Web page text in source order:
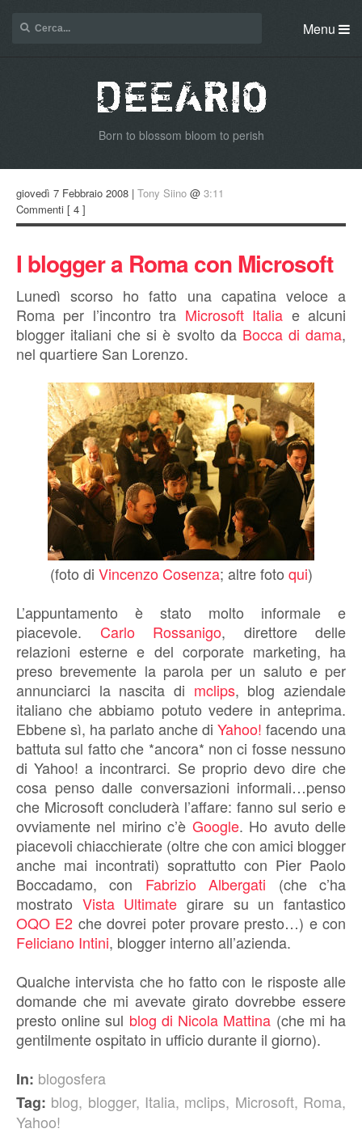
Menu
Born to blossom bloom to perish
giovedì 7 Febbraio 2008 | Tony Siino @ 3:11
Commenti [ 4 ]
I blogger a Roma con Microsoft
Lunedì scorso ho fatto una capatina veloce a
Roma per l’incontro tra Microsoft Italia e alcuni
blogger italiani che si è svolto da Bocca di dama,
nel quartiere San Lorenzo.
(foto di Vincenzo Cosenza; altre foto qui)
L’appuntamento è stato molto informale e
piacevole. Carlo Rossanigo, direttore delle
relazioni esterne e del corporate marketing, ha
preso brevemente la parola per un saluto e per
annunciarci la nascita di mclips, blog aziendale
italiano che abbiamo potuto vedere in anteprima.
Ebbene sì, ha parlato anche di Yahoo! facendo una
battuta sul fatto che *ancora* non ci fosse nessuno
di Yahoo! a incontrarci. Se proprio devo dire che
cosa penso dalle conversazioni informali…penso
che Microsoft concluderà l’affare: fanno sul serio e
ovviamente nel mirino c’è Google. Ho avuto delle
piacevoli chiacchierate (oltre che con amici blogger
anche mai incontrati) soprattutto con Pier Paolo
Boccadamo, con Fabrizio Albergati (che c’ha
mostrato Vista Ultimate girare su un fantastico
OQO E2 che dovrei poter provare presto…) e con
Feliciano Intini, blogger interno all’azienda.
Qualche intervista che ho fatto con le risposte alle
domande che mi avevate girato dovrebbe essere
presto online sul blog di Nicola Mattina (che mi ha
gentilmente ospitato in ufficio durante il giorno).
In: blogosfera
Tag: blog, blogger, Italia, mclips, Microsoft, Roma,
Yahoo!